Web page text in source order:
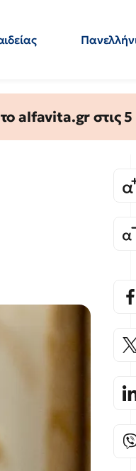
alfavita.gr στις